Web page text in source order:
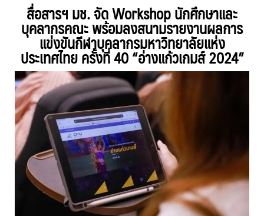
สื่อสารฯ มช. จัด Workshop นักศึกษาและ
บุคลากรคณะ พร้อมลงสนามรายงานผลการ
แข่งขันกีฬาบุคลากรมหาวิทยาลัยแห่ง
ประเทศไทย ครั้งที่ 40 “อ่างแก้วเกมส์ 2024”